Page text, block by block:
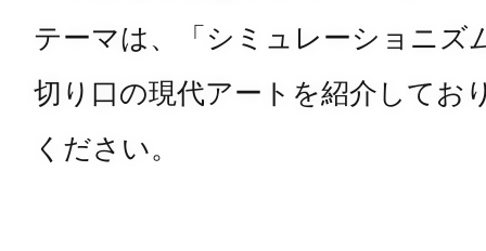
テーマは、「シミュレーショニズ
切り口の現代アートを紹介してお
ください。